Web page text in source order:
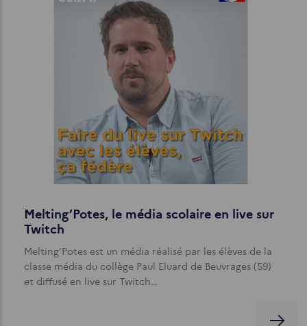
Melting’Potes, le média scolaire en live sur
Twitch
Melting’Potes est un média réalisé par les élèves de la
classe média du collège Paul Eluard de Beuvrages (59)
et diffusé en live sur Twitch…